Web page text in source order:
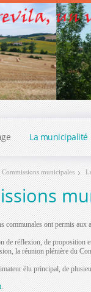
La municipalité
Commissions municipales
communales ont permis aux
de réflexion, de proposition
la réunion plénière du
élu principal, de
.